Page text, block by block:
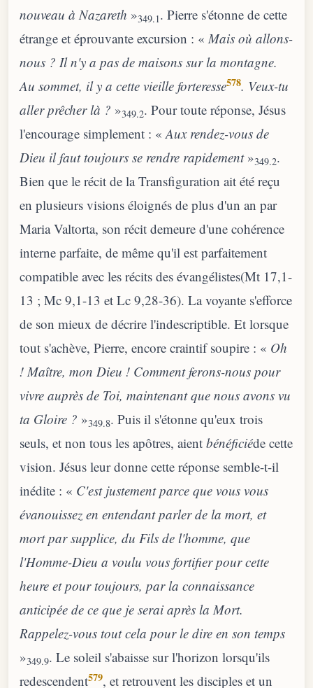
nouveau à Nazareth »349.1. Pierre s'étonne de cette
étrange et éprouvante excursion : «Mais où allons-
nous ? Il n'y a pas de maisons sur la montagne.
Au sommet, il y a cette vieille forteresse578. Veux-tu
aller prêcher là ? »349.2. Pour toute réponse, Jésus
l'encourage simplement : «Aux rendez-vous de
Dieu il faut toujours se rendre rapidement»349.2.
Bien que le récit de la Transfiguration ait été reçu
en plusieurs visions éloignés de plus d'un an par
Maria Valtorta, son récit demeure d'une cohérence
interne parfaite, de même qu'il est parfaitement
compatible avec les récits des évangélistes(Mt 17,1-
13 ; Mc 9,1-13 et Lc 9,28-36). La voyante s'efforce
de son mieux de décrire l'indescriptible. Et lorsque
tout s'achève, Pierre, encore craintif soupire : « Oh
! Maître, mon Dieu ! Comment ferons-nous pour
vivre auprès de Toi, maintenant que nous avons vu
ta Gloire ? »349.8. Puis il s'étonne qu'eux trois
seuls, et non tous les apôtres, aient bénéficiéde cette
vision. Jésus leur donne cette réponse semble-t-il
inédite : « C'est justement parce que vous vous
évanouissez en entendant parler de la mort, et
mort par supplice, du Fils de l'homme, que
l'Homme-Dieu a voulu vous fortifier pour cette
heure et pour toujours, par la connaissance
anticipée de ce que je serai après la Mort.
Rappelez-vous tout cela pour le dire en son temps
»349.9. Le soleil s'abaisse sur l'horizon lorsqu'ils
redescendent579, et retrouvent les disciples et un